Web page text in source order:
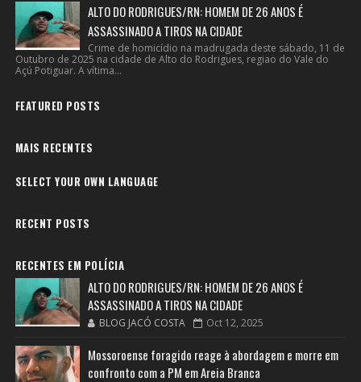
ALTO DO RODRIGUES/RN: HOMEM DE 26 ANOS É
ASSASSINADO A TIROS NA CIDADE
Crime de homicídio na madrugada deste sábado, 11 de
Outubro de 2025 na cidade de Alto do Rodrigues, regiao do Vale do
Açú Potiguar. A vítima...
FEATURED POSTS
MAIS RECENTES
SELECT YOUR OWN LANGUAGE
RECENT POSTS
RECENTES EM POLÍCIA
ALTO DO RODRIGUES/RN: HOMEM DE 26 ANOS É
ASSASSINADO A TIROS NA CIDADE
BLOG JACÓ COSTA Oct 12, 2025
Mossoroense foragido reage à abordagem e morre em
confronto com a PM em Areia Branca